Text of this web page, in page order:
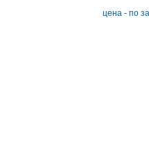
решении задач по техническому
цена - по